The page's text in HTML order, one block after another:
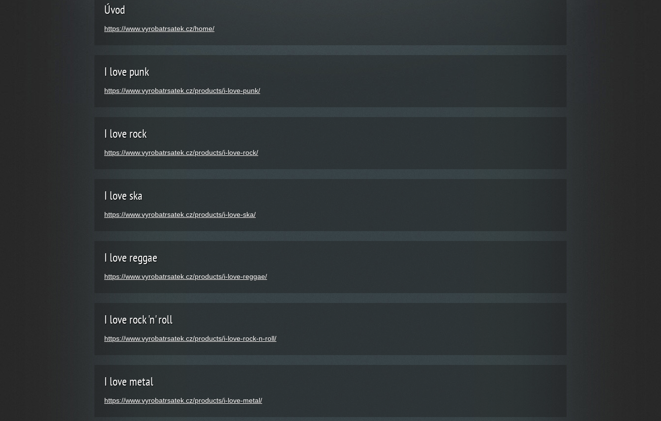
Úvod
https://www.vyrobatrsatek.cz/home/
I love punk
https://www.vyrobatrsatek.cz/products/i-love-punk/
I love rock
https://www.vyrobatrsatek.cz/products/i-love-rock/
I love ska
https://www.vyrobatrsatek.cz/products/i-love-ska/
I love reggae
https://www.vyrobatrsatek.cz/products/i-love-reggae/
I love rock 'n' roll
https://www.vyrobatrsatek.cz/products/i-love-rock-n-roll/
I love metal
https://www.vyrobatrsatek.cz/products/i-love-metal/